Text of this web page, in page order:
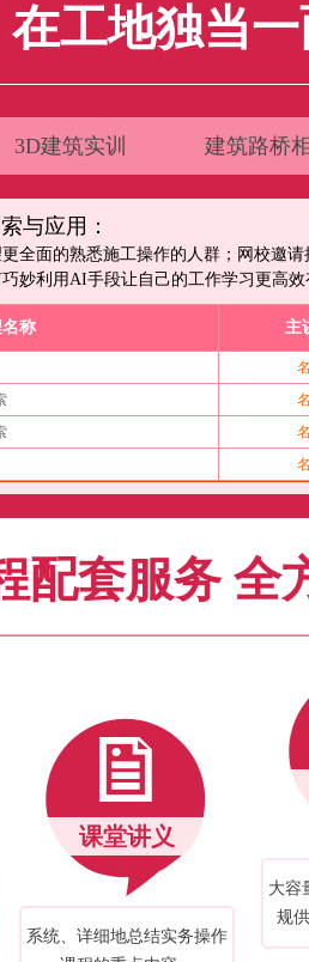
在工地独当
3D建筑实训 建筑路桥
与应用：
全面的熟悉施工操作的人群；网校邀
妙利用AI手段让自己的工作学习更高
称 主
配套服务 全
课堂讲义
系统、详细地总结实务操作
大容
规